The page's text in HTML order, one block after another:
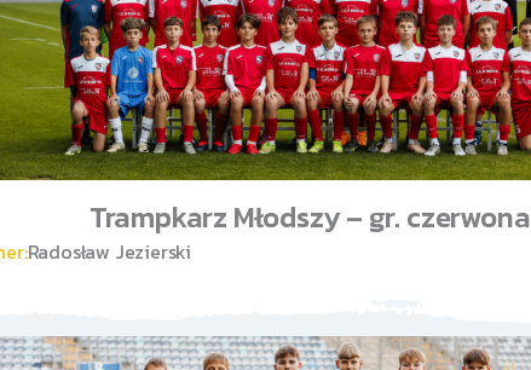
Trampkarz Młodszy – gr. czerwona
Radosław Jezierski